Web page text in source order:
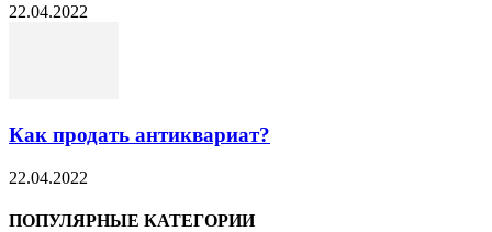
22.04.2022
Как продать антиквариат?
22.04.2022
ПОПУЛЯРНЫЕ КАТЕГОРИИ